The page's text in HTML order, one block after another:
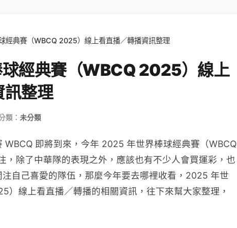
經典賽（WBCQ 2025）線上看直播／轉播資訊整理
經典賽（WBCQ 2025）線上
訊整理
類： 未分類
WBCQ 即將到來，今年 2025 年世界棒球經典賽（WBCQ
，除了中華隊的表現之外，應該也有不少人會買運彩，也
自己喜愛的隊伍，那麼今年要去哪裡收看，2025 年世
）線上看直播／轉播的相關資訊，往下來幫大家整理，